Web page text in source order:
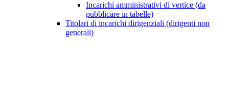
Incarichi amministrativi di vertice (da
pubblicare in tabelle)
Titolari di incarichi dirigenziali (dirigenti non
generali)